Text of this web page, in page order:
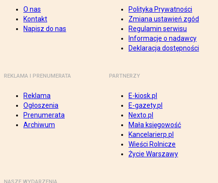
O nas
Kontakt
Napisz do nas
Polityka Prywatności
Zmiana ustawień zgód
Regulamin serwisu
Informacje o nadawcy
Deklaracja dostępności
REKLAMA I PRENUMERATA
Reklama
Ogłoszenia
Prenumerata
Archiwum
PARTNERZY
E-kiosk.pl
E-gazety.pl
Nexto.pl
Mała księgowość
Kancelarierp.pl
Wieści Rolnicze
Życie Warszawy